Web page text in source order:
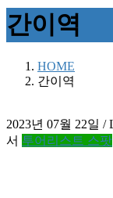
간이역
HOME
간이역
2023년 07월 22일 /
서 투어리스트 스팟